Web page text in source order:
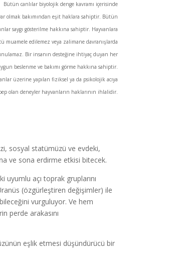
Bütün canlılar biyolojik denge kavramı içerisinde
olmak bakımından eşit haklara sahiptir. Bütün
saygı gösterilme hakkına sahiptir. Hayvanlara
muamele edilemez veya zalimane davranışlarda
Bir insanın desteğine ihtiyaç duyan her
beslenme ve bakımı görme hakkına sahiptir.
üzerine yapılan fiziksel ya da psikolojik acıya
olan deneyler hayvanların haklarının ihlalidir.
sosyal statümüzü ve evdeki,
ve sona erdirme etkisi bitecek.
açı toprak gruplarını
(özgürleştiren değişimler) ile
vurguluyor. Ve hem
perde arakasını
eşlik etmesi düşündürücü bir